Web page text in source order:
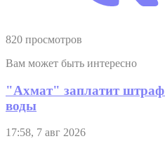
820 просмотров
Вам может быть интересно
"Ахмат" заплатит штраф
воды
17:58, 7 авг 2026